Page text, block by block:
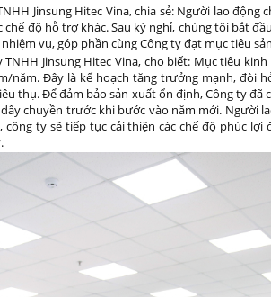
Jinsung Hitec Vina, chia sẻ: Người lao
độ hỗ trợ khác. Sau kỳ nghỉ, chúng tôi bắt
vụ, góp phần cùng Công ty đạt mục tiêu
TNHH Jinsung Hitec Vina, cho biết: Mục tiêu
năm. Đây là kế hoạch tăng trưởng mạnh, đòi
thụ. Để đảm bảo sản xuất ổn định, Công ty đã
chuyền trước khi bước vào năm mới. Người
ty sẽ tiếp tục cải thiện các chế độ phúc lợi